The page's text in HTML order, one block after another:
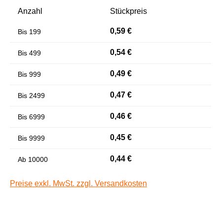
Anzahl Stückpreis
Bis 199 0,59 €
Bis 499 0,54 €
Bis 999 0,49 €
Bis 2499 0,47 €
Bis 6999 0,46 €
Bis 9999 0,45 €
Ab 10000 0,44 €
Preise exkl. MwSt. zzgl. Versandkosten